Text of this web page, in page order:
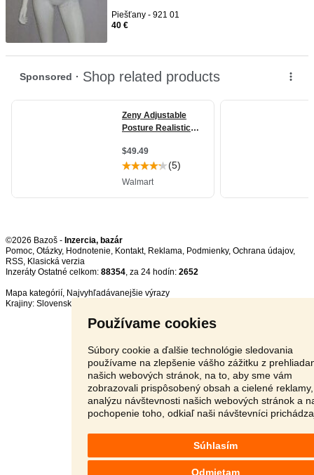
Používame cookies
Súbory cookie a ďalšie technológie sledovania
používame na zlepšenie vášho zážitku z
našich webových stránok, na to, aby sme vám
zobrazovali prispôsobený obsah a cielené
analýzu návštevnosti našich webových stránok a
pochopenie toho, odkiaľ naši návštevníci
Súhlasím
Odmietam
Piešťany - 921 01
40 €
©2026 Bazoš - Inzercia, bazár
Pomoc, Otázky, Hodnotenie, Kontakt, Reklama, Podmienky, Ochrana údajov,
RSS,
Inzeráty Ostatné celkom: 88354, za 24 hodín: 2652
Mapa kategórií, Najvyhľadávanejšie výrazy
Krajiny: Slovensko